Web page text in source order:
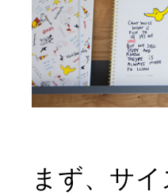
まず、サ